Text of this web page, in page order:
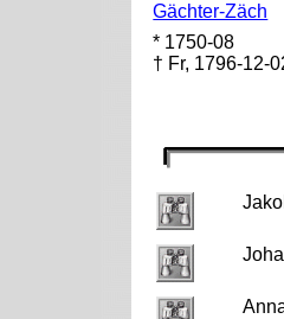
Gächter-Zäch
* 1750-08
† Fr, 1796-12-